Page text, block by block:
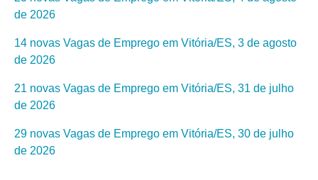
de 2026
14 novas Vagas de Emprego em Vitória/ES, 3 de agosto
de 2026
21 novas Vagas de Emprego em Vitória/ES, 31 de julho
de 2026
29 novas Vagas de Emprego em Vitória/ES, 30 de julho
de 2026